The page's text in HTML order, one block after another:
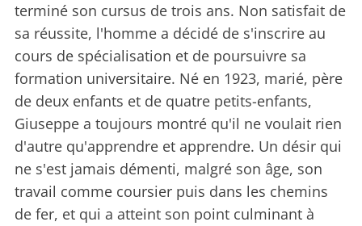
terminé son cursus de trois ans. Non satisfait de
sa réussite, l'homme a décidé de s'inscrire au
cours de spécialisation et de poursuivre sa
formation universitaire. Né en 1923, marié, père
de deux enfants et de quatre petits-enfants,
Giuseppe a toujours montré qu'il ne voulait rien
d'autre qu'apprendre et apprendre. Un désir qui
ne s'est jamais démenti, malgré son âge, son
travail comme coursier puis dans les chemins
de fer, et qui a atteint son point culminant à